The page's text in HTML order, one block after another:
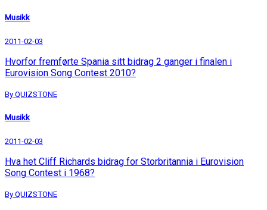
Musikk
2011-02-03
Hvorfor fremførte Spania sitt bidrag 2 ganger i finalen i
Eurovision Song Contest 2010?
By QUIZSTONE
Musikk
2011-02-03
Hva het Cliff Richards bidrag for Storbritannia i Eurovision
Song Contest i 1968?
By QUIZSTONE